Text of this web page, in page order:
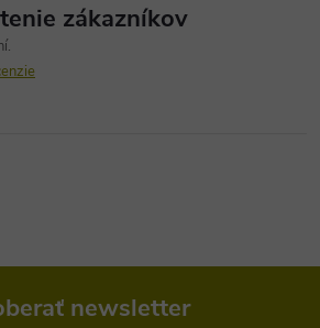
zákazníkov
newsletter